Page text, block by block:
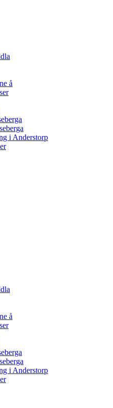
å
i Anderstorp
å
i Anderstorp